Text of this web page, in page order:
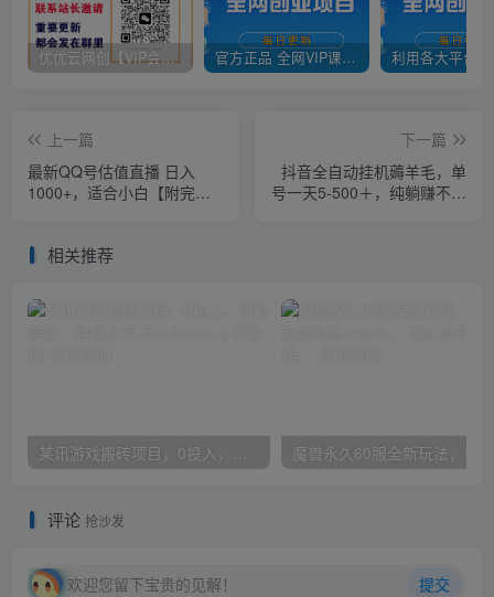
优优云网创【VIP会员专属交流群】 官方正品 全网VIP课程 无损下载~
上一篇
最新QQ号估值直播 日入
1000+，适合小白【附完整
下一篇
抖音全自动挂机薅羊毛，单
号一天5-500＋，纯躺赚不用
相关推荐
某讯游戏搬砖项目，0投入，可以挂机，轻松上手,月入3000+上不封顶
评论 抢沙发
欢迎您留下宝贵的见解！ 提交